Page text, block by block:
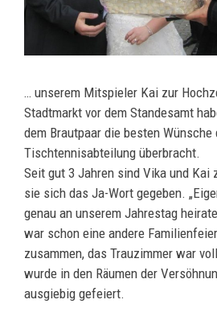
… unserem Mitspieler Kai zur
Stadtmarkt vor dem Standesamt
dem Brautpaar die besten
Tischtennisabteilung überbracht.
Seit gut 3 Jahren sind Vika und Kai
sie sich das Ja-Wort gegeben.
genau an unserem Jahrestag
war schon eine andere
zusammen, das Trauzimmer war
wurde in den Räumen der
ausgiebig gefeiert.